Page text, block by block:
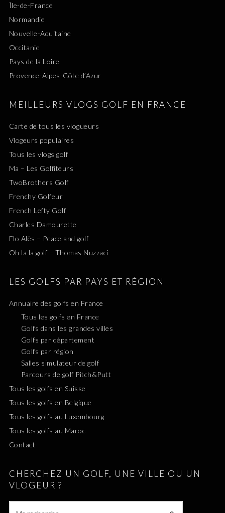
Île-de-France
Normandie
Nouvelle-Aquitaine
Occitanie
Pays de la Loire
Provence-Alpes-Côte d’Azur
MEILLEURS VLOGS GOLF EN FRANCE
Carte de tous les vlogueurs
Vlogeurs populaires
Tous les vlogs golf
Ma – Les Golfiteurs
TwoBrothers Golf
Frenchy Golfeur
French Lefty Golf
Charles Damourette
Flo Alès – Peace and golf
Oh la la golf – Thomas Nuzzaci
LES GOLFS PAR PAYS ET RÉGION
Annuaire des golfs en France
Tous les golfs en France
Golfs dans les grandes villes
Golfs par département
Golfs par région
Salles simulateur de golf
Parcours de golf Pitch&Putt
Tous les golfs en Suisse
Tous les golfs en Belgique
Tous les golfs au Luxembourg
Tous les golfs au Maroc
Contact
CHERCHEZ UN GOLF, UNE VILLE OU UN
VLOGEUR ?